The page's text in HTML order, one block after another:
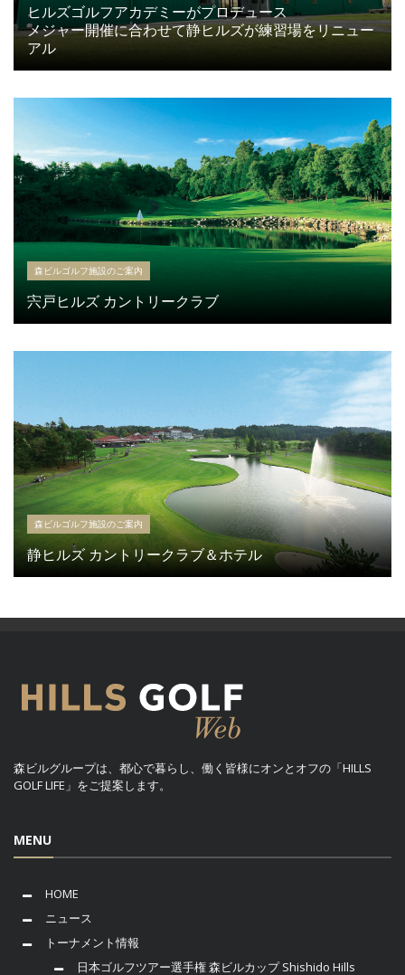
ヒルズゴルフアカデミーがプロデュース
メジャー開催に合わせて静ヒルズが練習場をリニュー
アル
森ビルゴルフ施設のご案内
宍戸ヒルズ カントリークラブ
森ビルゴルフ施設のご案内
静ヒルズ カントリークラブ＆ホテル
森ビルグループは、都心で暮らし、働く皆様にオンとオフの「HILLS
GOLF LIFE」をご提案します。
MENU
HOME
ニュース
トーナメント情報
日本ゴルフツアー選手権 森ビルカップ Shishido Hills